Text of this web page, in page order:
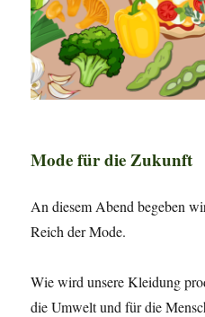
Mode für die Zukunft
An diesem Abend begeben
Reich der Mode.
Wie wird unsere Kleidung
die Umwelt und für die